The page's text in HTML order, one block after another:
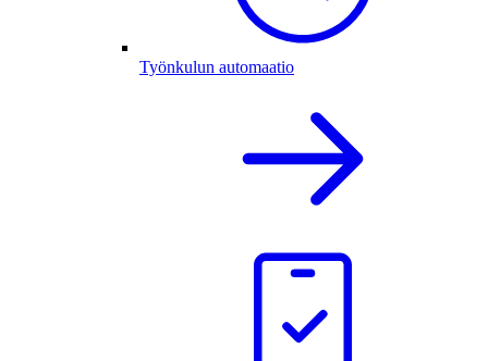
Työnkulun automaatio